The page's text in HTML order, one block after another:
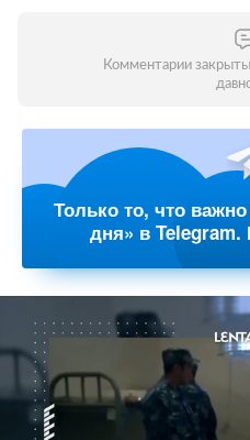
Комментарии
Только то, что
дня» в